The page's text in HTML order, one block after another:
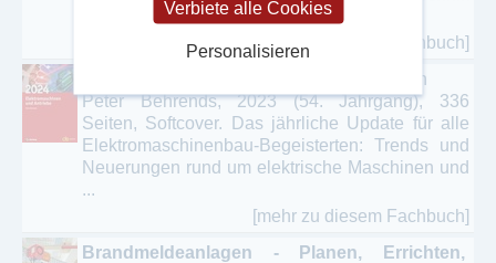
aufgezeigt. Folgende Themen werden ...
[mehr zu diesem Fachbuch]
Von
Peter Behrends, 2023 (54. Jahrgang), 336
Seiten, Softcover. Das jährliche Update für alle
Elektromaschinenbau-Begeisterten: Trends und
Neuerungen rund um elektrische Maschinen und
...
[mehr zu diesem Fachbuch]
Brandmeldeanlagen - Planen, Errichten,
Verbiete alle Cookies
Personalisieren